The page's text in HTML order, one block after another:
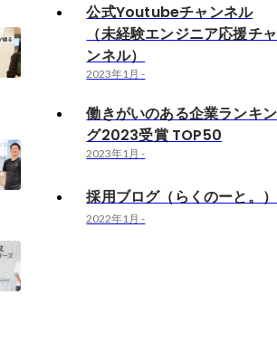
公式Youtubeチャンネル
（未経験エンジニア応援チャ
ンネル）
2023年1月 -
働きがいのある企業ランキン
グ2023受賞 TOP50
2023年1月 -
採用ブログ（らくのーと。）
2022年1月 -